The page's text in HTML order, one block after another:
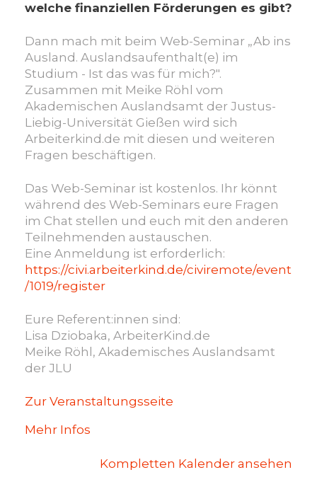
welche finanziellen Förderungen es gibt?
Dann mach mit beim Web-Seminar „Ab ins
Ausland. Auslandsaufenthalt(e) im
Studium - Ist das was für mich?".
Zusammen mit Meike Röhl vom
Akademischen Auslandsamt der Justus-
Liebig-Universität Gießen wird sich
Arbeiterkind.de mit diesen und weiteren
Fragen beschäftigen.
Das Web-Seminar ist kostenlos. Ihr könnt
während des Web-Seminars eure Fragen
im Chat stellen und euch mit den anderen
Teilnehmenden austauschen.
Eine Anmeldung ist erforderlich:
https://civi.arbeiterkind.de/civiremote/event
/1019/register
Eure Referent:innen sind:
Lisa Dziobaka, ArbeiterKind.de
Meike Röhl, Akademisches Auslandsamt
der JLU
Zur Veranstaltungsseite
Mehr Infos
Kompletten Kalender ansehen